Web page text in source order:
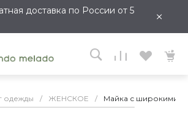
доставка по России от 5
×
одежды / ЖЕНСКОЕ / Майка с широкими